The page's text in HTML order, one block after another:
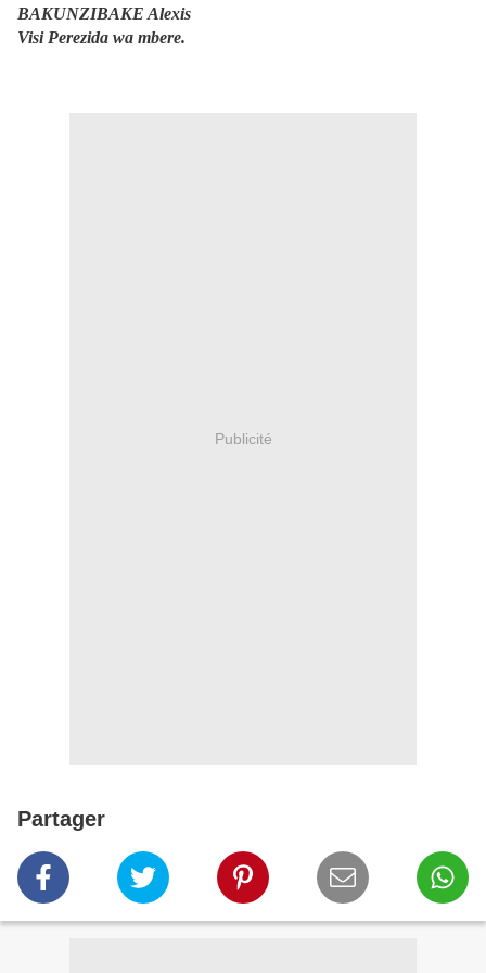
BAKUNZIBAKE Alexis
Visi Perezida wa mbere.
Publicité
Partager